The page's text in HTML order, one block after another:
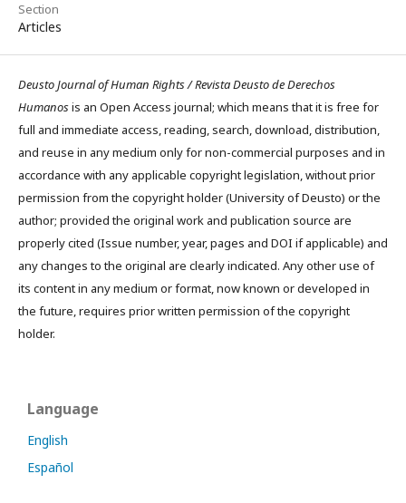
Section
Articles
Deusto Journal of Human Rights / Revista Deusto de Derechos
Humanosis an Open Access journal; which means that it is free for
full and immediate access, reading, search, download, distribution,
and reuse in any medium only for non-commercial purposes and in
accordance with any applicable copyright legislation, without prior
permission from the copyright holder (University of Deusto) or the
author; provided the original work and publication source are
properly cited (Issue number, year, pages and DOI if applicable) and
any changes to the original are clearly indicated. Any other use of
its content in any medium or format, now known or developed in
the future, requires prior written permission of the copyright
holder.
Language
English
Español